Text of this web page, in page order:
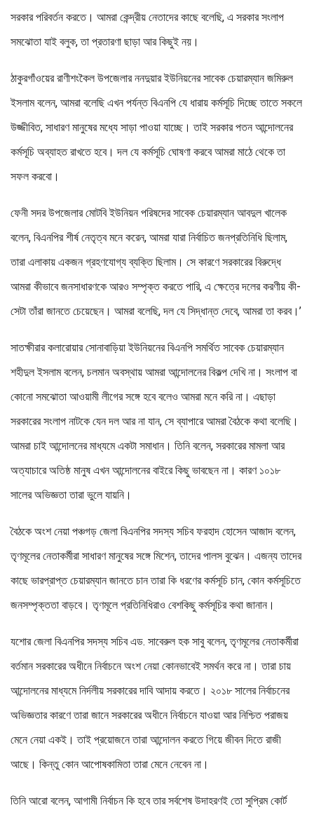
সরকার পরিবর্তন করতে। আমরা কেন্দ্রীয় নেতাদের কাছে বলেছি, এ সরকার সংলাপ
সমঝোতা যাই বলুক, তা প্রতারণা ছাড়া আর কিছুই নয়।
ঠাকুরগাঁওয়ের রাণীশংকৈল উপজেলার ননদুয়ার ইউনিয়নের সাবেক চেয়ারম্যান জমিরুল
ইসলাম বলেন, আমরা বলেছি এখন পর্যন্ত বিএনপি যে ধারায় কর্মসূচি দিচ্ছে তাতে সকলে
উজ্জীবিত, সাধারণ মানুষের মধ্যে সাড়া পাওয়া যাচ্ছে। তাই সরকার পতন আন্দোলনের
কর্মসূচি অব্যাহত রাখতে হবে। দল যে কর্মসূচি ঘোষণা করবে আমরা মাঠে থেকে তা
সফল করবো।
ফেনী সদর উপজেলার মোটবি ইউনিয়ন পরিষদের সাবেক চেয়ারম্যান আবদুল খালেক
বলেন, বিএনপির শীর্ষ নেতৃত্ব মনে করেন, আমরা যারা নির্বাচিত জনপ্রতিনিধি ছিলাম,
তারা এলাকায় একজন গ্রহণযোগ্য ব্যক্তি ছিলাম। সে কারণে সরকারের বিরুদ্ধে
আমরা কীভাবে জনসাধারণকে আরও সম্পৃক্ত করতে পারি, এ ক্ষেত্রে দলের করণীয় কী-
সেটা তাঁরা জানতে চেয়েছেন। আমরা বলেছি, দল যে সিদ্ধান্ত দেবে, আমরা তা করব।’
সাতক্ষীরার কলারোয়ার সোনাবাড়িয়া ইউনিয়নের বিএনপি সমর্থিত সাবেক চেয়ারম্যান
শহীদুল ইসলাম বলেন, চলমান অবস্থায় আমরা আন্দোলনের বিকল্প দেখি না। সংলাপ বা
কোনো সমঝোতা আওয়ামী লীগের সঙ্গে হবে বলেও আমরা মনে করি না। এছাড়া
সরকারের সংলাপ নাটকে যেন দল আর না যান, সে ব্যাপারে আমরা বৈঠকে কথা বলেছি।
আমরা চাই আন্দোলনের মাধ্যমে একটা সমাধান। তিনি বলেন, সরকারের মামলা আর
অত্যাচারে অতিষ্ঠ মানুষ এখন আন্দোলনের বাইরে কিছু ভাবছেন না। কারণ ১০১৮
সালের অভিজ্ঞতা তারা ভুলে যায়নি।
বৈঠকে অংশ নেয়া পঞ্চগড় জেলা বিএনপির সদস্য সচিব ফরহাদ হোসেন আজাদ বলেন,
তৃণমূলের নেতাকর্মীরা সাধারণ মানুষের সঙ্গে মিশেন, তাদের পালস বুঝেন। এজন্য তাদের
কাছে ভারপ্রাপ্ত চেয়ারম্যান জানতে চান তারা কি ধরণের কর্মসূচি চান, কোন কর্মসূচিতে
জনসম্পৃক্ততা বাড়বে। তৃণমূলে প্রতিনিধিরাও বেশকিছু কর্মসূচির কথা জানান।
যশোর জেলা বিএনপির সদস্য সচিব এড. সাবেরুল হক সাবু বলেন, তৃণমূলের নেতাকর্মীরা
বর্তমান সরকারের অধীনে নির্বাচনে অংশ নেয়া কোনভাবেই সমর্থন করে না। তারা চায়
আন্দোলনের মাধ্যমে নির্দলীয় সরকারের দাবি আদায় করতে। ২০১৮ সালের নির্বাচনের
অভিজ্ঞতার কারণে তারা জানে সরকারের অধীনে নির্বাচনে যাওয়া আর নিশ্চিত পরাজয়
মেনে নেয়া একই। তাই প্রয়োজনে তারা আন্দোলন করতে গিয়ে জীবন দিতে রাজী
আছে। কিন্তু কোন আপোষকামিতা তারা মেনে নেবেন না।
তিনি আরো বলেন, আগামী নির্বাচন কি হবে তার সর্বশেষ উদাহরণই তো সুপ্রিম কোর্ট